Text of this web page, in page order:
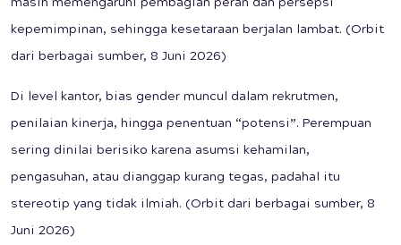
masih memengaruhi pembagian peran dan persepsi
kepemimpinan, sehingga kesetaraan berjalan lambat. (Orbit
dari berbagai sumber, 8 Juni 2026)
Di level kantor, bias gender muncul dalam rekrutmen,
penilaian kinerja, hingga penentuan “potensi”. Perempuan
sering dinilai berisiko karena asumsi kehamilan,
pengasuhan, atau dianggap kurang tegas, padahal itu
stereotip yang tidak ilmiah. (Orbit dari berbagai sumber, 8
Juni 2026)